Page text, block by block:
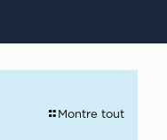
Montre tout